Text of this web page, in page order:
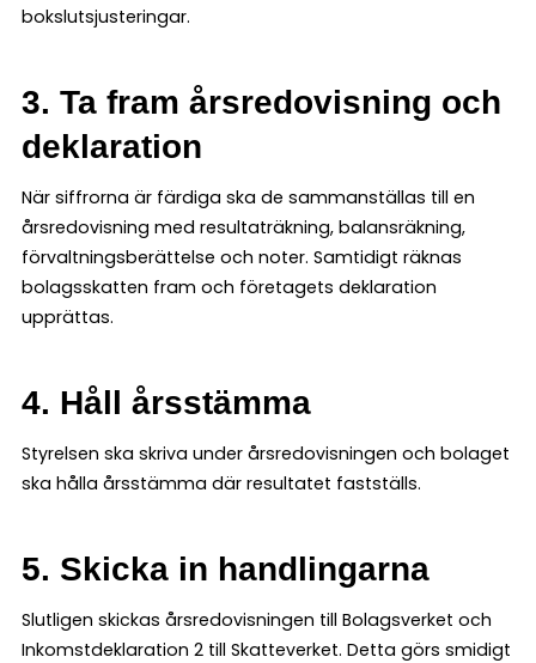
bokslutsjusteringar.
3. Ta fram årsredovisning och
deklaration
När siffrorna är färdiga ska de sammanställas till en
årsredovisning med resultaträkning, balansräkning,
förvaltningsberättelse och noter. Samtidigt räknas
bolagsskatten fram och företagets deklaration
upprättas.
4. Håll årsstämma
Styrelsen ska skriva under årsredovisningen och bolaget
ska hålla årsstämma där resultatet fastställs.
5. Skicka in handlingarna
Slutligen skickas årsredovisningen till Bolagsverket och
Inkomstdeklaration 2 till Skatteverket. Detta görs smidigt